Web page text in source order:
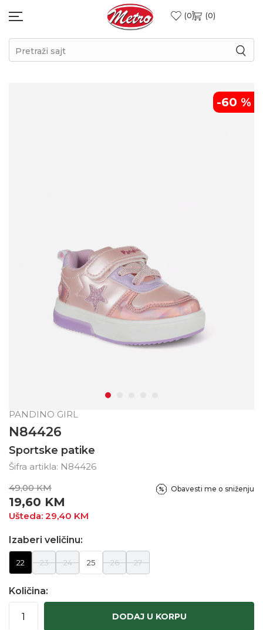
0 0
Pretraži sajt
-60 %
PANDINO GIRL
N84426
Sportske patike
Šifra artikla: N84426
49,00 KM
19,60 KM
Ušteda: 29,40 KM
Obavesti me o sniženju
Izaberi veličinu:
22 23 24 25 26 27
Količina:
DODAJ U KORPU